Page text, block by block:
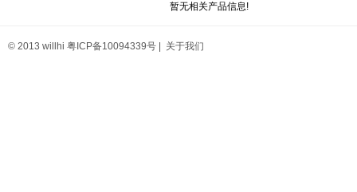
暂无相关产品信息!
© 2013 willhi 粤ICP备10094339号 关于我们